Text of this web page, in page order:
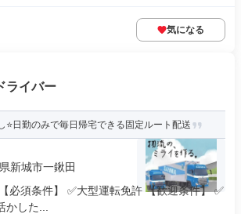
気になる
ライバー
⭐日勤のみで毎日帰宅できる固定ルート配送
新城市一鍬田
必須条件】 ✅大型運転免許 【歓迎条件】 ✅
した...